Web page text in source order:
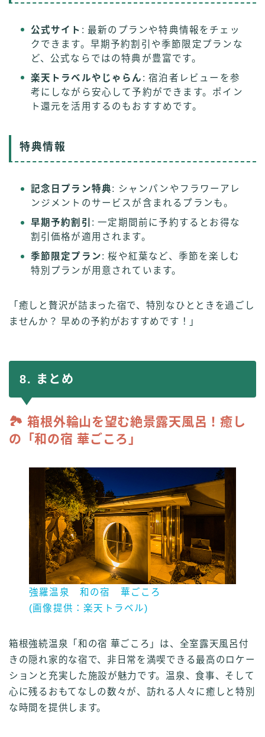
公式サイト : 最新のプランや特典情報をチェッ
クできます。早期予約割引や季節限定プランな
ど、公式ならではの特典が豊富です。
楽天トラベルやじゃらん : 宿泊者レビューを参
考にしながら安心して予約ができます。ポイン
ト還元を活用するのもおすすめです。
特典情報
記念日プラン特典: シャンパンやフラワーアレ
ンジメントのサービスが含まれるプランも。
早期予約割引 : 一定期間前に予約するとお得な
割引価格が適用されます。
季節限定プラン: 桜や紅葉など、季節を楽しむ
特別プランが用意されています。
「癒しと贅沢が詰まった宿で、特別なひとときを過ごし
ませんか？ 早めの予約がおすすめです！」
8. まとめ
🏞 箱根外輪山を望む絶景露天風呂！癒し
の「和の宿 華ごころ」
強羅温泉 和の宿 華ごころ
(画像提供：楽天トラベル)
箱根強続温泉「和の宿 華ごころ」は、全室露天風呂付
きの隠れ家的な宿で、非日常を満喫できる最高のロケー
ションと充実した施設が魅力です。温泉、食事、そして
心に残るおもてなしの数々が、訪れる人々に癒しと特別
な時間を提供します。